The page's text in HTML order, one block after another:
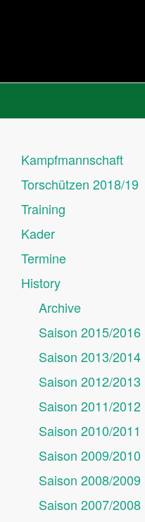
Kampfmannschaft
Torschützen 2018/19
Training
Kader
Termine
History
Archive
Saison 2015/2016
Saison 2013/2014
Saison 2012/2013
Saison 2011/2012
Saison 2010/2011
Saison 2009/2010
Saison 2008/2009
Saison 2007/2008